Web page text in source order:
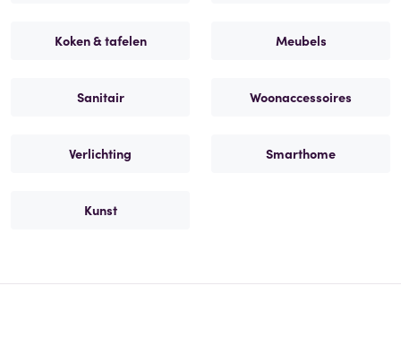
Koken & tafelen Meubels
Sanitair Woonaccessoires
Verlichting Smarthome
Kunst